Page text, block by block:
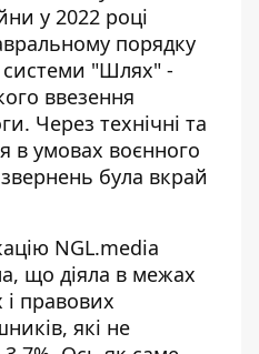
у 2022 році
порядку
системи "Шлях" -
ввезення
Через технічні та
в умовах воєнного
звернень була вкрай
NGL.media
що діяла в межах
правових
які не